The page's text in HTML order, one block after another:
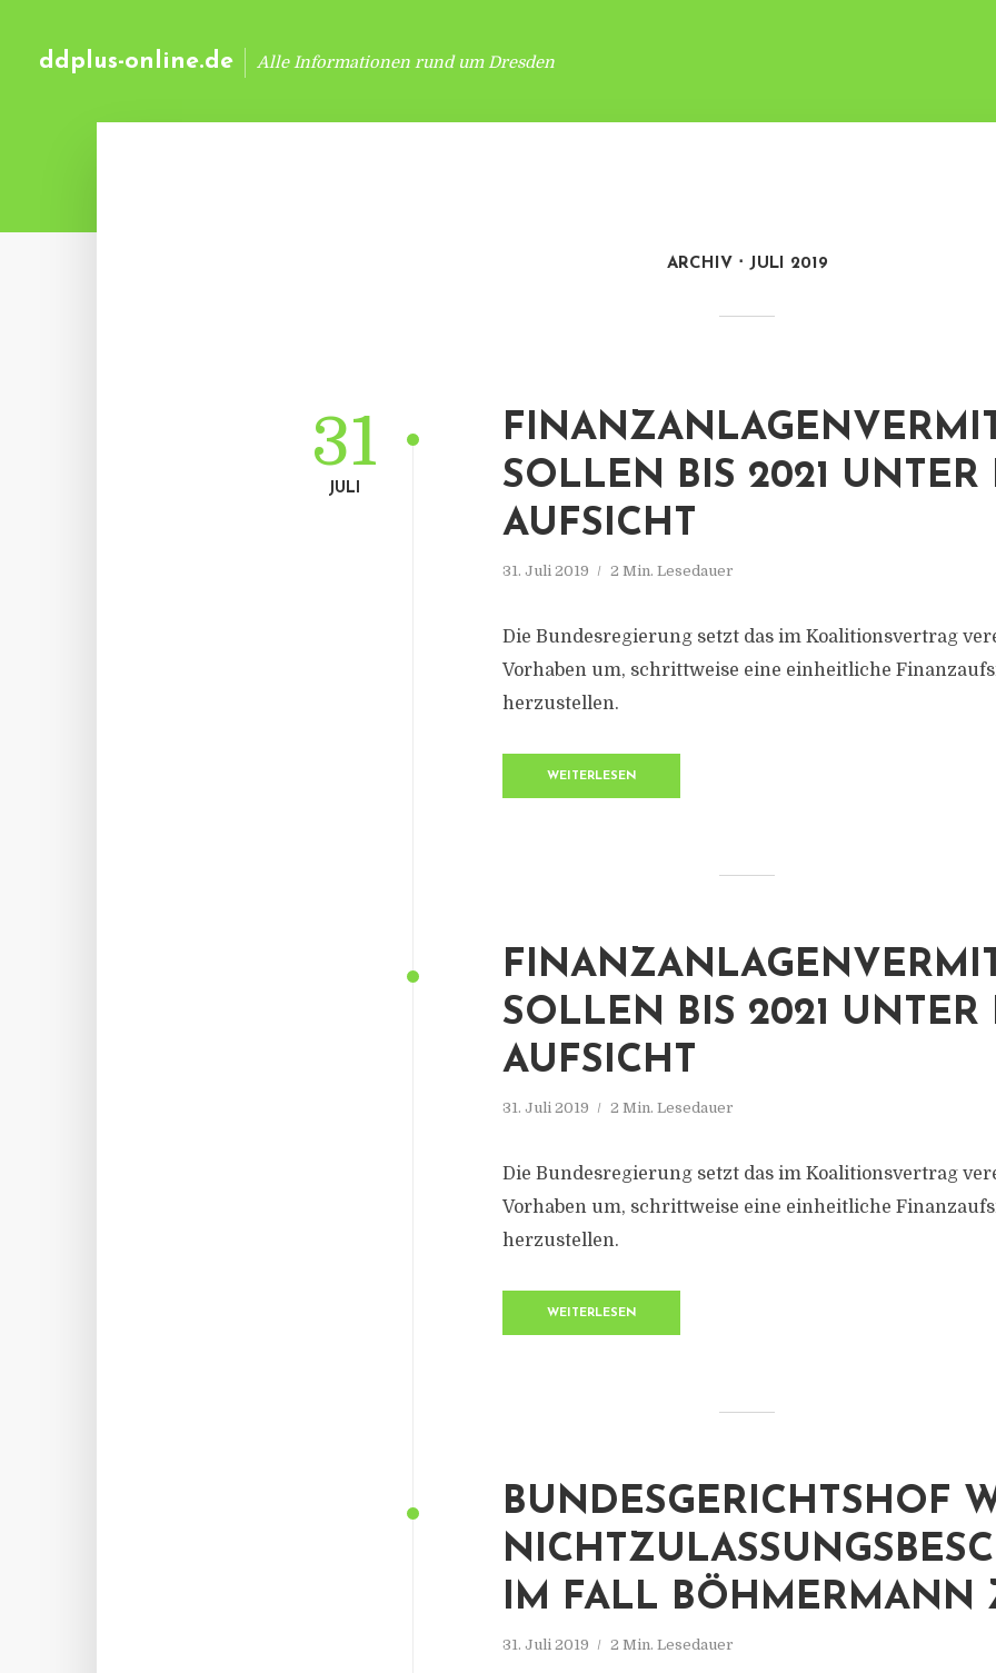
ddplus-online.de Alle Informationen rund um Dresden
ARCHIV JULI 2019
SOLLEN BIS 2021 UNTER
AUFSICHT
31. Juli 2019 2 Min. Lesedauer
31
JULI
Die Bundesregierung setzt das im Koalitionsvertrag
Vorhaben um, schrittweise eine einheitliche
herzustellen.
WEITERLESEN
SOLLEN BIS 2021 UNTER
AUFSICHT
31. Juli 2019 2 Min. Lesedauer
Die Bundesregierung setzt das im Koalitionsvertrag
Vorhaben um, schrittweise eine einheitliche
herzustellen.
WEITERLESEN
BUNDESGERICHTSHOF
IM FALL BÖHMERMANN
31. Juli 2019 2 Min. Lesedauer